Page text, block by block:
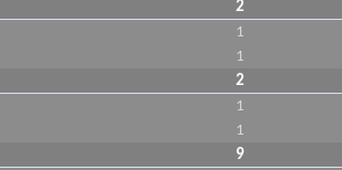
2
1
1
2
1
1
9